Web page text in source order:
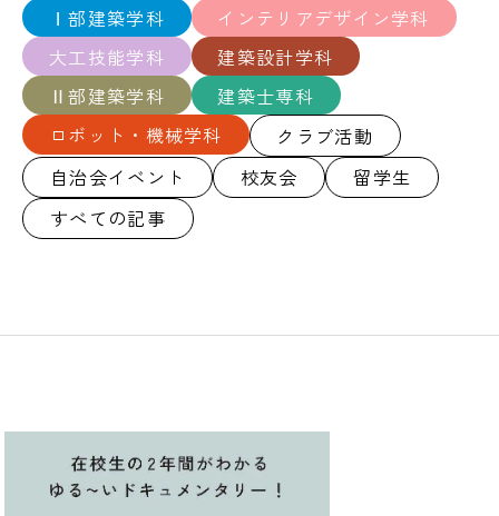
Ⅰ部建築学科
インテリアデザイン学科
大工技能学科
建築設計学科
Ⅱ部建築学科
建築士専科
ロボット・機械学科
クラブ活動
自治会イベント
校友会
留学生
すべての記事